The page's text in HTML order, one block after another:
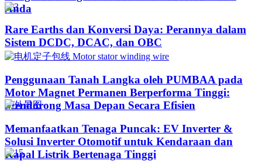
Anda
Rare Earths dan Konversi Daya: Perannya dalam
Sistem DCDC, DCAC, dan OBC
Penggunaan Tanah Langka oleh PUMBAA pada
Motor Magnet Permanen Berperforma Tinggi:
Mendorong Masa Depan Secara Efisien
Memanfaatkan Tenaga Puncak: EV Inverter &
Solusi Inverter Otomotif untuk Kendaraan dan
Kapal Listrik Bertenaga Tinggi​